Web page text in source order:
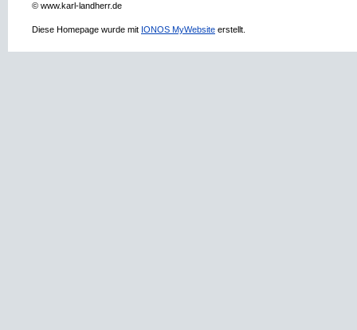
© www.karl-landherr.de
Diese Homepage wurde mit IONOS MyWebsite erstellt.